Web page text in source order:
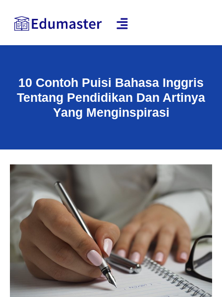
10 Contoh Puisi Bahasa Inggris
Tentang Pendidikan Dan Artinya
Yang Menginspirasi